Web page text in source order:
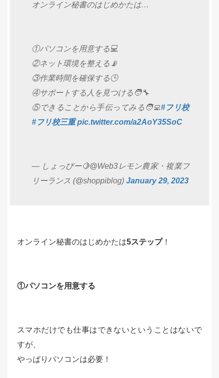
オンライン秘書のはじめかたは…
①パソコンを用意する💻️
②ネット環境を整える📡
③作業時間を確保する🕒️
④サポートする人を見つける🧑‍🔧
⑤できることから手伝ってみる🧑‍💻#フリ校
#フリ校三重 pic.twitter.com/a2AoY35SoC
— しょっぴー🍋@Web3レモン農家・複業フ
リーランス (@shoppiblog) January 29, 2023
オンライン秘書のはじめかたは5ステップ！
①パソコンを用意する
スマホだけでも仕事はできないということはないで
すが、
やっぱりパソコンは必要！